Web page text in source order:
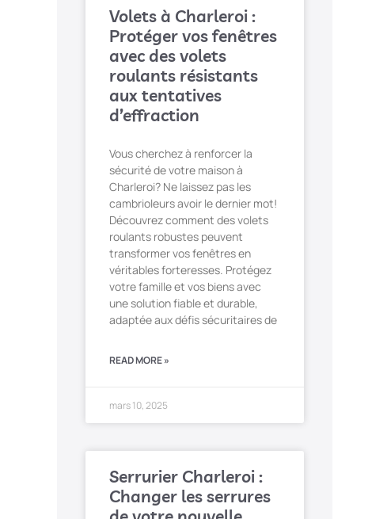
Volets à Charleroi :
Protéger vos fenêtres
avec des volets
roulants résistants
aux tentatives
d’effraction
Vous cherchez à renforcer la
sécurité de votre maison à
Charleroi? Ne laissez pas les
cambrioleurs avoir le dernier mot!
Découvrez comment des volets
roulants robustes peuvent
transformer vos fenêtres en
véritables forteresses. Protégez
votre famille et vos biens avec
une solution fiable et durable,
adaptée aux défis sécuritaires de
READ MORE »
mars 10, 2025
Serrurier Charleroi :
Changer les serrures